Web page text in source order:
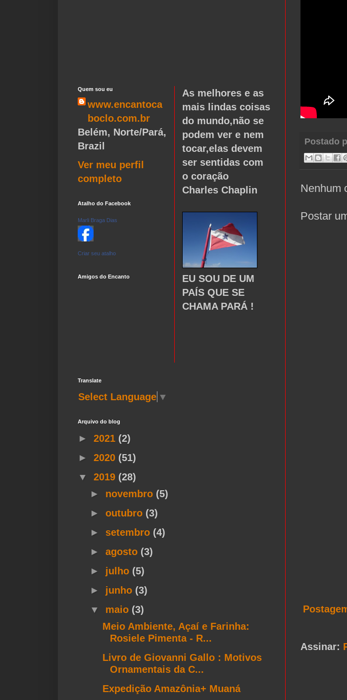
Postado
Nenhum
Postar
Assinar:
Quem sou eu
www.encantoca
boclo.com.br
Belém, Norte/Pará,
Brazil
Ver meu perfil
completo
Atalho do Facebook
Marli Braga Dias
Criar seu atalho
Amigos do Encanto
As melhores e as
mais lindas coisas
do mundo,não se
podem ver e nem
tocar,elas devem
ser sentidas com
o coração
Charles Chaplin
EU SOU DE UM
PAÍS QUE SE
CHAMA PARÁ !
Translate
Select Language ▼
Arquivo do blog
► 2021 (2)
► 2020 (51)
▼ 2019 (28)
► novembro (5)
► outubro (3)
► setembro (4)
► agosto (3)
► julho (5)
► junho (3)
▼ maio (3)
Meio Ambiente, Açaí e Farinha:
Rosiele Pimenta - R...
Livro de Giovanni Gallo : Motivos
Ornamentais da C...
Expedição Amazônia+ Muaná